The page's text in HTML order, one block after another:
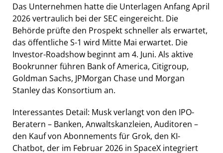
Das Unternehmen hatte die Unterlagen Anfang April
2026 vertraulich bei der SEC eingereicht. Die
Behörde prüfte den Prospekt schneller als erwartet,
das öffentliche S-1 wird Mitte Mai erwartet. Die
Investor-Roadshow beginnt am 4. Juni. Als aktive
Bookrunner führen Bank of America, Citigroup,
Goldman Sachs, JPMorgan Chase und Morgan
Stanley das Konsortium an.
Interessantes Detail: Musk verlangt von den IPO-
Beratern – Banken, Anwaltskanzleien, Auditoren –
den Kauf von Abonnements für Grok, den KI-
Chatbot, der im Februar 2026 in SpaceX integriert